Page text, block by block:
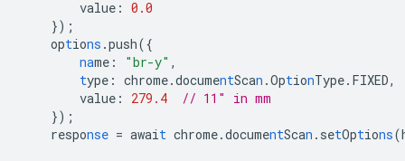
value : 0.0
});
options .push({
name : "br-y" ,
type : chrome.documentScan .OptionType.FIXED,
value : 279.4
// 11" in mm
});
response = await chrome.documentScan .setOptions